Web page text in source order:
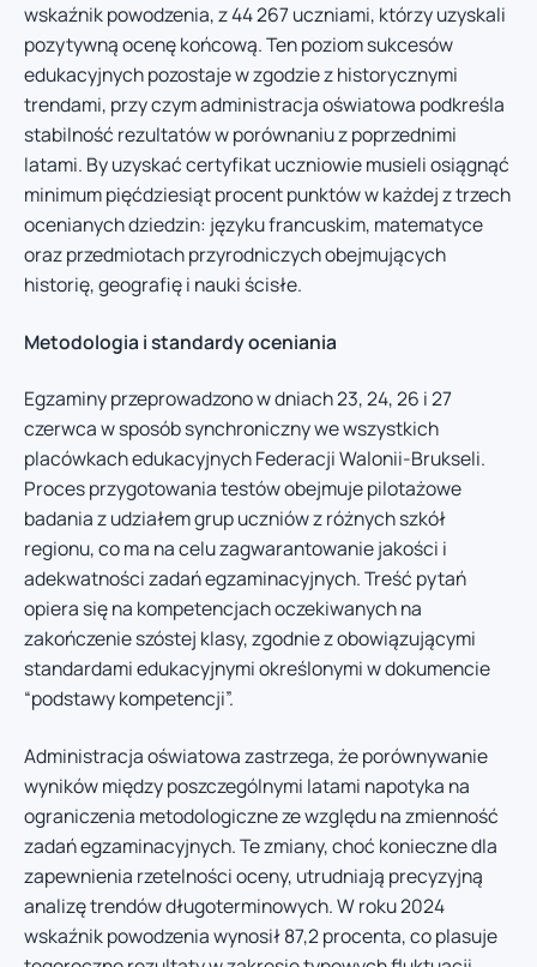
wskaźnik powodzenia, z 44 267 uczniami, którzy uzyskali
pozytywną ocenę końcową. Ten poziom sukcesów
edukacyjnych pozostaje w zgodzie z historycznymi
trendami, przy czym administracja oświatowa podkreśla
stabilność rezultatów w porównaniu z poprzednimi
latami. By uzyskać certyfikat uczniowie musieli osiągnąć
minimum pięćdziesiąt procent punktów w każdej z trzech
ocenianych dziedzin: języku francuskim, matematyce
oraz przedmiotach przyrodniczych obejmujących
historię, geografię i nauki ścisłe.
Metodologia i standardy oceniania
Egzaminy przeprowadzono w dniach 23, 24, 26 i 27
czerwca w sposób synchroniczny we wszystkich
placówkach edukacyjnych Federacji Walonii-Brukseli.
Proces przygotowania testów obejmuje pilotażowe
badania z udziałem grup uczniów z różnych szkół
regionu, co ma na celu zagwarantowanie jakości i
adekwatności zadań egzaminacyjnych. Treść pytań
opiera się na kompetencjach oczekiwanych na
zakończenie szóstej klasy, zgodnie z obowiązującymi
standardami edukacyjnymi określonymi w dokumencie
“podstawy kompetencji”.
Administracja oświatowa zastrzega, że porównywanie
wyników między poszczególnymi latami napotyka na
ograniczenia metodologiczne ze względu na zmienność
zadań egzaminacyjnych. Te zmiany, choć konieczne dla
zapewnienia rzetelności oceny, utrudniają precyzyjną
analizę trendów długoterminowych. W roku 2024
wskaźnik powodzenia wynosił 87,2 procenta, co plasuje